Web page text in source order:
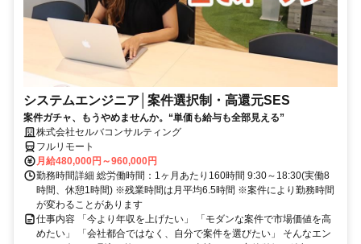
システムエンジニア│案件選択制・高還元SES
案件ガチャ、もうやめませんか。“単価も給与も全部見える”
株式会社セルバコンサルティング
フルリモート
月給480,000円～960,000円
勤務時間詳細 総労働時間：1ヶ月あたり160時間 9:30～18:30(実働8
時間、休憩1時間) ※残業時間は月平均6.5時間 ※案件により勤務時間
が変わることがあります
仕事内容 「今より年収を上げたい」 「モダンな案件で市場価値を高
めたい」 「会社都合ではなく、自分で案件を選びたい」 そんなエン